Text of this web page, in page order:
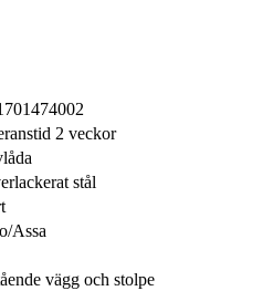
2 veckor
stål
Assa
vägg och stolpe